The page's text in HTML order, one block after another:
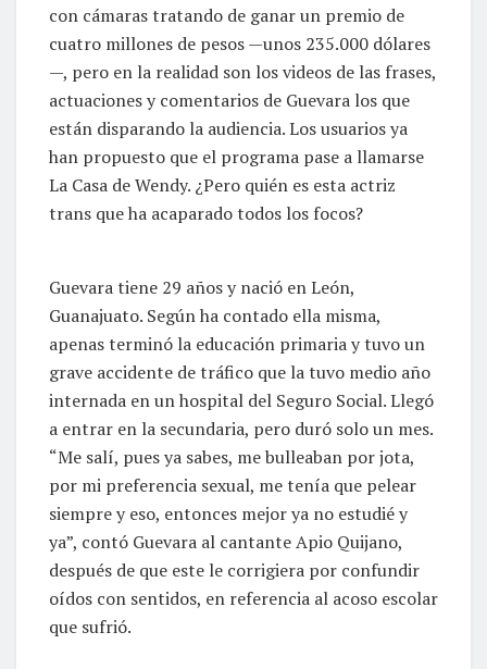
con cámaras tratando de ganar un premio de
cuatro millones de pesos —unos 235.000 dólares
—, pero en la realidad son los videos de las frases,
actuaciones y comentarios de Guevara los que
están disparando la audiencia. Los usuarios ya
han propuesto que el programa pase a llamarse
La Casa de Wendy. ¿Pero quién es esta actriz
trans que ha acaparado todos los focos?
Guevara tiene 29 años y nació en León,
Guanajuato. Según ha contado ella misma,
apenas terminó la educación primaria y tuvo un
grave accidente de tráfico que la tuvo medio año
internada en un hospital del Seguro Social. Llegó
a entrar en la secundaria, pero duró solo un mes.
“Me salí, pues ya sabes, me bulleaban por jota,
por mi preferencia sexual, me tenía que pelear
siempre y eso, entonces mejor ya no estudié y
ya”, contó Guevara al cantante Apio Quijano,
después de que este le corrigiera por confundir
oídos con sentidos, en referencia al acoso escolar
que sufrió.